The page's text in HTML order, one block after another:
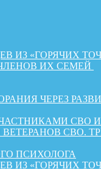
ТОЧЕК»
ИХ СЕМЕЙ
ЧЕРЕЗ
СВО
СВО.
ПСИХОЛОГА
ТОЧЕК»